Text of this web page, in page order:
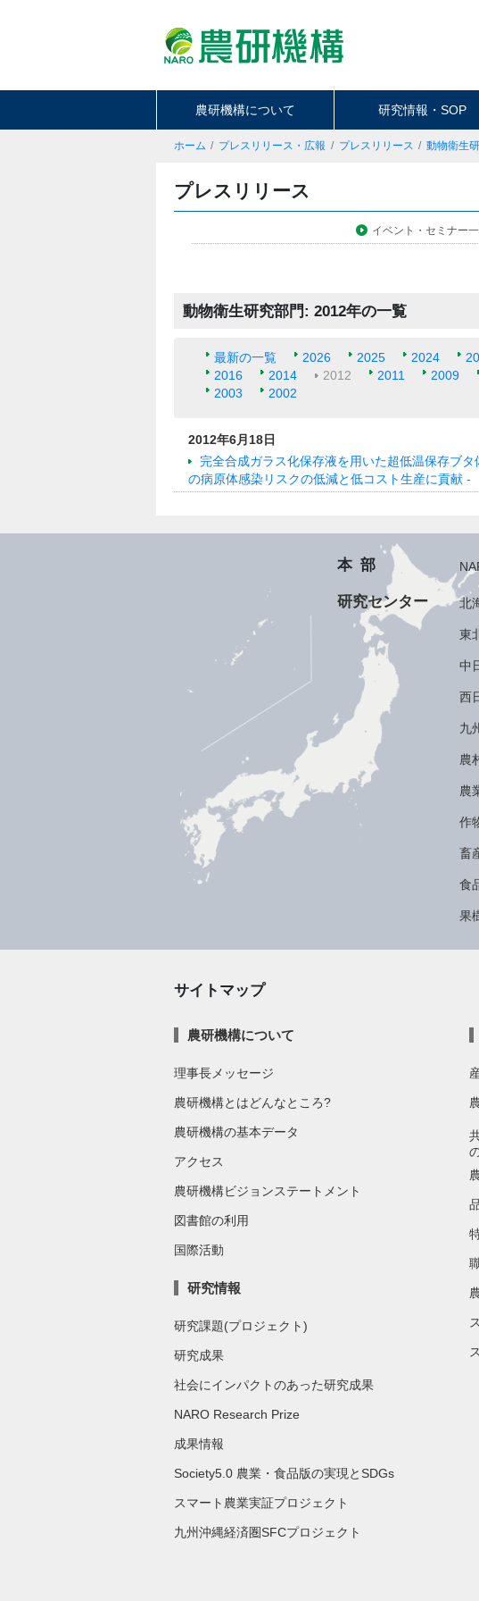
農研機構について 研究情報・SOP
ホーム プレスリリース・広報 プレスリリース 動物衛生
プレスリリース
イベント・セミナー
動物衛生研究部門: 2012年の一覧
最新の一覧 2026 2025 2024
2016
2014 2012 2011 2009
2003
2002
2012年6月18日
完全合成ガラス化保存液を用いた超低温保存ブ
の病原体感染リスクの低減と低コスト生産に貢献 -
本部
研究センター 北
東
中
西
九
農
農
作
畜
食
果
サイトマップ
農研機構について
理事長メッセージ
農研機構とはどんなところ?
農研機構の基本データ
アクセス
農研機構ビジョンステートメント
図書館の利用
国際活動
研究情報
研究課題(プロジェクト)
研究成果
社会にインパクトのあった研究成果
NARO Research Prize
成果情報
Society5.0 農業・食品版の実現とSDGs
スマート農業実証プロジェクト
九州沖縄経済圏SFCプロジェクト